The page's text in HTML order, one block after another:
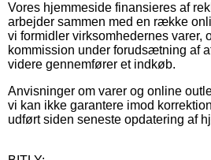
Vores hjemmeside finansieres af
arbejder sammen med en række
vi formidler virksomhedernes varer,
kommission under forudsætning af
videre gennemfører et indkøb.
Anvisninger om varer og online
vi kan ikke garantere imod
udført siden seneste opdatering af